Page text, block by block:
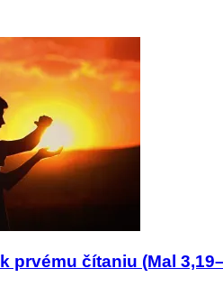
prvému čítaniu (Mal